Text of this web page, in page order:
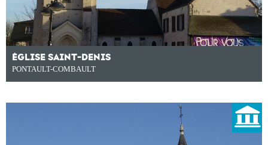
ÉGLISE SAINT-DENIS
PONTAULT-COMBAULT